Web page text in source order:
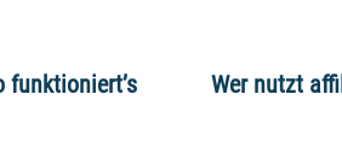
funktioniert’s Wer nutzt